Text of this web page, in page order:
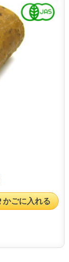
かごに入れる